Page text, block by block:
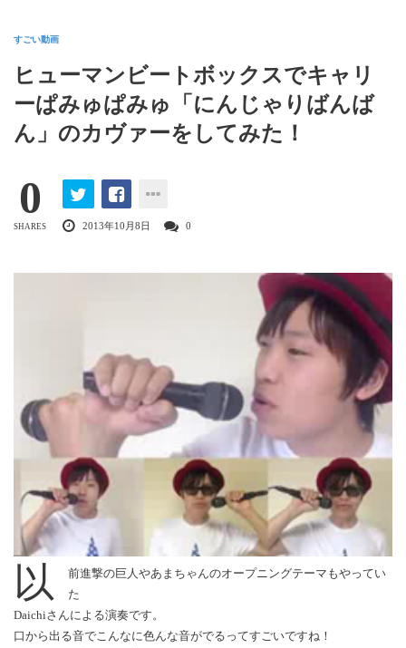
すごい動画
ヒューマンビートボックスでキャリ
ーぱみゅぱみゅ「にんじゃりばんば
ん」のカヴァーをしてみた！
0
SHARES 2013年10月8日 0
以
前進撃の巨人やあまちゃんのオープニングテーマもやってい
た
Daichiさんによる演奏です。
口から出る音でこんなに色んな音がでるってすごいですね！